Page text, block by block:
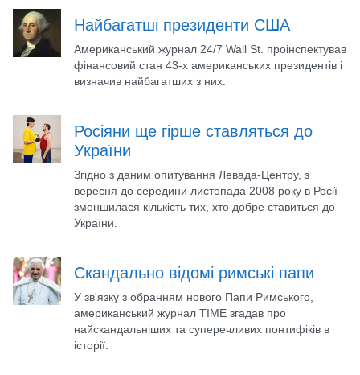
Найбагатші президенти США
Американський журнал 24/7 Wall St. проінспектував
фінансовий стан 43-х американських президентів і
визначив найбагатших з них.
Росіяни ще гірше ставляться до
України
Згідно з даним опитування Левада-Центру, з
вересня до середини листопада 2008 року в Росії
зменшилася кількість тих, хто добре ставиться до
України.
Скандально відомі римські папи
У зв'язку з обранням нового Папи Римського,
американський журнал TIME згадав про
найскандальніших та суперечливих понтифіків в
історії.